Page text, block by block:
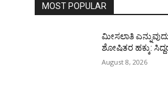
MOST POPULAR
ಮೀಸಲಾತಿ
ಶೋಷಿತರ ಹಕ್ಕು:
August 8, 2026